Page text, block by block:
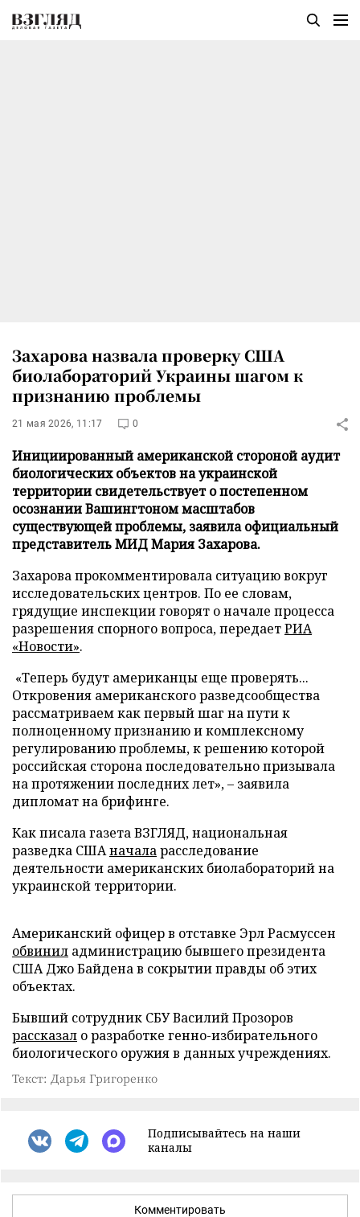
Захарова назвала проверку США
биолабораторий Украины шагом к
признанию проблемы
21 мая 2026, 11:17 0
Инициированный американской стороной аудит
биологических объектов на украинской
территории свидетельствует о постепенном
осознании Вашингтоном масштабов
существующей проблемы, заявила официальный
представитель МИД Мария Захарова.
Захарова прокомментировала ситуацию вокруг
исследовательских центров. По ее словам,
грядущие инспекции говорят о начале процесса
разрешения спорного вопроса, передаетРИА
«Новости».
«Теперь будут американцы еще проверять...
Откровения американского разведсообщества
рассматриваем как первый шаг на пути к
полноценному признанию и комплексному
регулированию проблемы, к решению которой
российская сторона последовательно призывала
на протяжении последних лет», – заявила
дипломат на брифинге.
Как писала газета ВЗГЛЯД, национальная
разведка СШАначаларасследование
деятельности американских биолабораторий на
украинской территории.
Американский офицер в отставке Эрл Расмуссен
обвинил администрацию бывшего президента
США Джо Байдена в сокрытии правды об этих
объектах.
Бывший сотрудник СБУ Василий Прозоров
рассказал о разработке генно-избирательного
биологического оружия в данных учреждениях.
Текст: Дарья Григоренко
Подписывайтесь на наши
каналы
Комментировать